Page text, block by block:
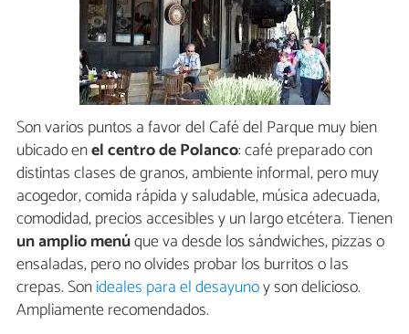
Son varios puntos a favor del Café del Parque muy bien
ubicado enel centro de Polanco: café preparado con
distintas clases de granos, ambiente informal, pero muy
acogedor, comida rápida y saludable, música adecuada,
comodidad, precios accesibles y un largo etcétera. Tienen
un amplio menúque va desde los sándwiches, pizzas o
ensaladas, pero no olvides probar los burritos o las
crepas. Sonideales para el desayunoy son delicioso.
Ampliamente recomendados.